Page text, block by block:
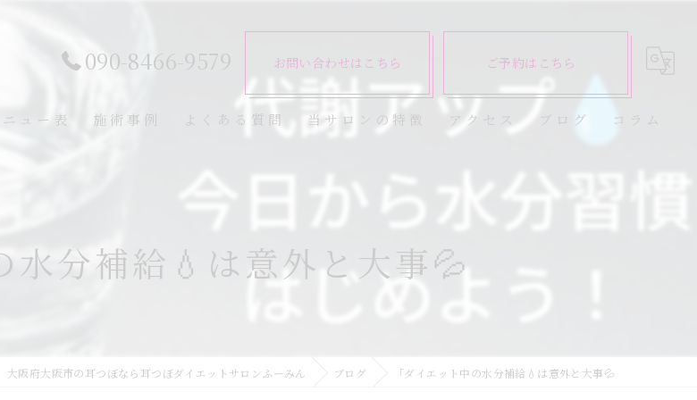
090-8466-9579 お問い合わせはこちら ご予約はこちら
ニュー表 施術事例 よくある質問 当サロンの特徴
美容エステ
アクセス ブログ コラム
水分補給💧は意外と大事💦
大阪府大阪市の耳つぼなら耳つぼダイエットサロンふーみん ブログ 「ダイエット中の水分補給💧は意外と大事💦